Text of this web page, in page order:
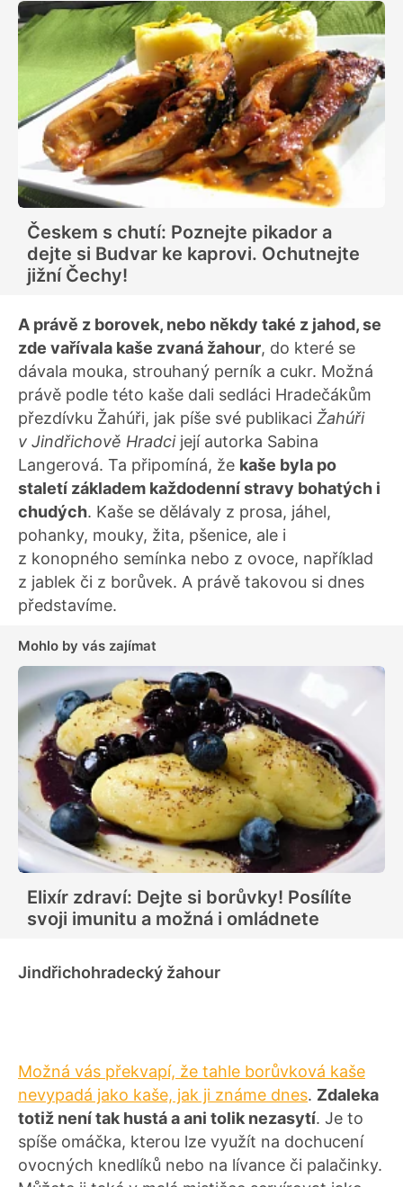
Českem s chutí: Poznejte pikador a
dejte si Budvar ke kaprovi. Ochutnejte
jižní Čechy!
A právě z borovek, nebo někdy také z jahod, se
zde vařívala kaše zvaná žahour, do které se
dávala mouka, strouhaný perník a cukr. Možná
právě podle této kaše dali sedláci Hradečákům
přezdívku Žahúři, jak píše své publikaci Žahúři
v Jindřichově Hradci její autorka Sabina
Langerová. Ta připomíná, že kaše byla po
staletí základem každodenní stravy bohatých i
chudých. Kaše se dělávaly z prosa, jáhel,
pohanky, mouky, žita, pšenice, ale i
z konopného semínka nebo z ovoce, například
z jablek či z borůvek. A právě takovou si dnes
představíme.
Mohlo by vás zajímat
Elixír zdraví: Dejte si borůvky! Posílíte
svoji imunitu a možná i omládnete
Jindřichohradecký žahour
Možná vás překvapí, že tahle borůvková kaše
nevypadá jako kaše, jak ji známe dnes. Zdaleka
totiž není tak hustá a ani tolik nezasytí. Je to
spíše omáčka, kterou lze využít na dochucení
ovocných knedlíků nebo na lívance či palačinky.